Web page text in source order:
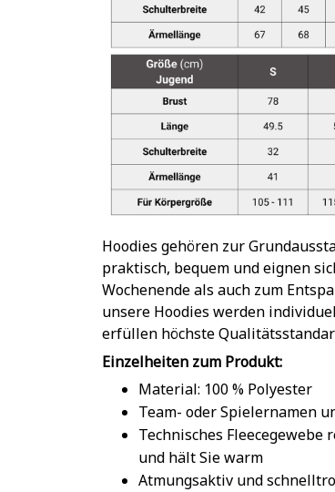
Hoodies gehören zur
praktisch, bequem und eignen
Wochenende als auch zum
unsere Hoodies werden
erfüllen höchste
Einzelheiten zum Produkt:
Material: 100 % Polyester
Team- oder Spielernamen
Technisches
und hält Sie warm
Atmungsaktiv und